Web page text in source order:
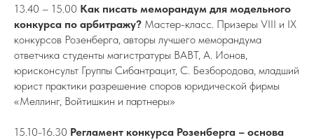
13.40 – 15.00 Как писать меморандум для модельного
конкурса по арбитражу? Мастер-класс. Призеры VIII и IX
конкурсов Розенберга, авторы лучшего меморандума
ответчика студенты магистратуры ВАВТ, А. Ионов,
юрисконсульт Группы Сибантрацит, С. Безбородова, младший
юрист практики разрешение споров юридической фирмы
«Меллинг, Войтишкин и партнеры»
15.10-16.30 Регламент конкурса Розенберга – основа